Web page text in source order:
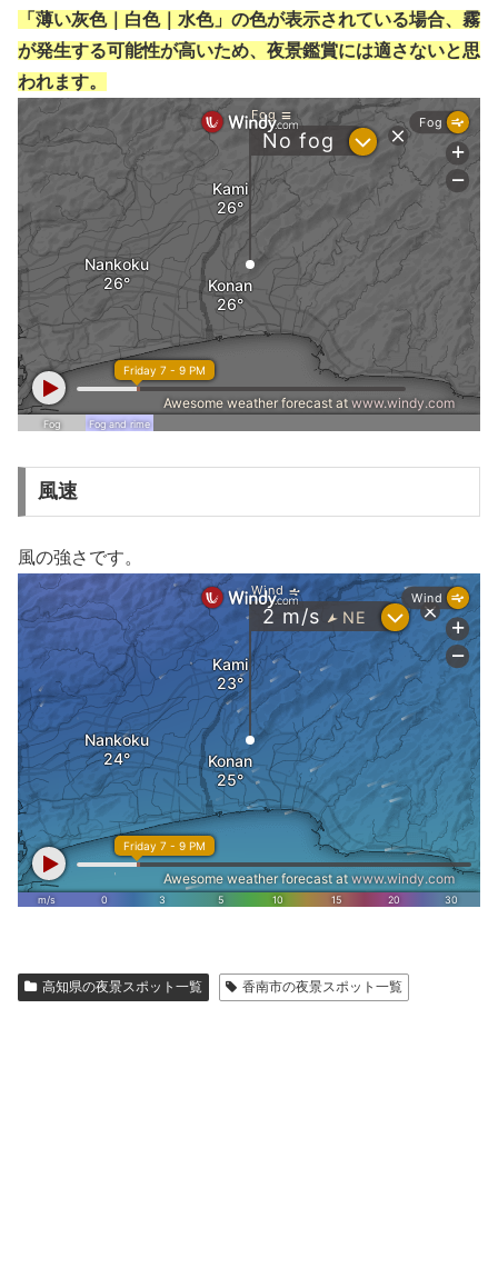
「薄い灰色｜白色｜水色」の色が表示されている場合、霧
が発生する可能性が高いため、夜景鑑賞には適さないと思
われます。
風速
風の強さです。
高知県の夜景スポット一覧 香南市の夜景スポット一覧